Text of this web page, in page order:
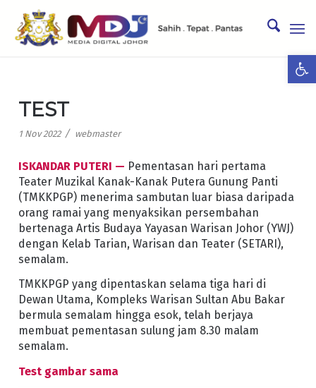
TEST
1 Nov 2022 / webmaster
ISKANDAR PUTERI — Pementasan hari pertama
Teater Muzikal Kanak-Kanak Putera Gunung Panti
(TMKKPGP) menerima sambutan luar biasa daripada
orang ramai yang menyaksikan persembahan
bertenaga Artis Budaya Yayasan Warisan Johor (YWJ)
dengan Kelab Tarian, Warisan dan Teater (SETARI),
semalam.
TMKKPGP yang dipentaskan selama tiga hari di
Dewan Utama, Kompleks Warisan Sultan Abu Bakar
bermula semalam hingga esok, telah berjaya
membuat pementasan sulung jam 8.30 malam
semalam.
Test gambar sama